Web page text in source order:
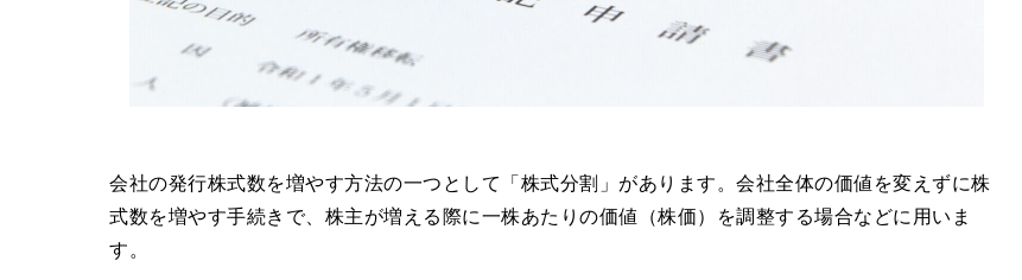
会社の発行株式数を増やす方法の一つとして「株式分割」があります。会社全体の価値を変えずに株
式数を増やす手続きで、株主が増える際に一株あたりの価値（株価）を調整する場合などに用いま
す。